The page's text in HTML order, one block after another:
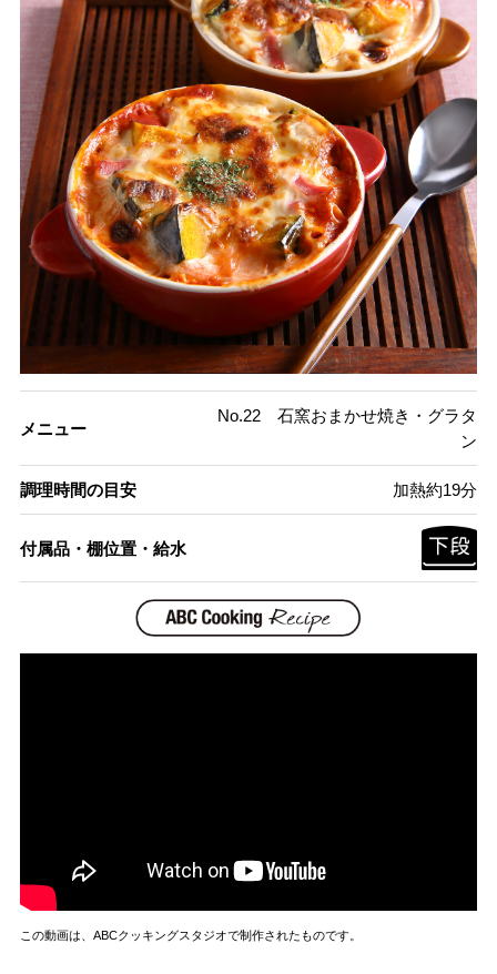
メニュー
No.22 石窯おまかせ焼き・グラタ
ン
調理時間の目安 加熱約19分
付属品・棚位置・給水
この動画は、ABCクッキングスタジオで制作されたものです。